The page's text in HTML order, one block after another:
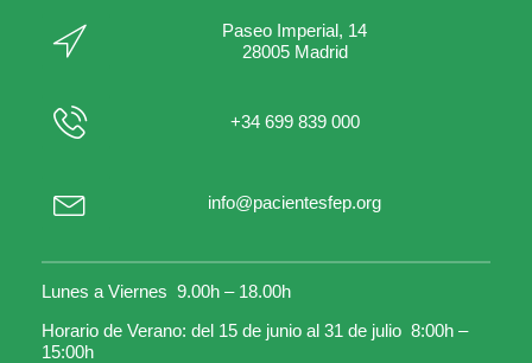
Paseo Imperial, 14
28005 Madrid
+34 699 839 000
info@pacientesfep.org
Lunes a Viernes 9.00h – 18.00h
Horario de Verano: del 15 de junio al 31 de julio 8:00h –
15:00h